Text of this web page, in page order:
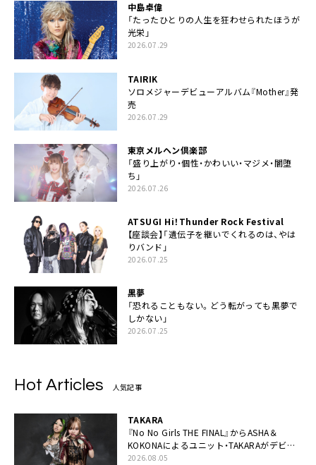
中島卓偉
「たったひとりの人生を狂わせられたほうが
光栄」
2026.07.29
TAIRIK
ソロメジャーデビューアルバム『Mother』発
売
2026.07.29
東京メルヘン倶楽部
「盛り上がり・個性・かわいい・マジメ・闇堕
ち」
2026.07.26
ATSUGI Hi！Thunder Rock Festival
【座談会】「遺伝子を継いでくれるのは、やは
りバンド」
2026.07.25
黒夢
「恐れることもない。どう転がっても黒夢で
しかない」
2026.07.25
Hot Articles 人気記事
TAKARA
『No No Girls THE FINAL』からASHA＆
KOKONAによるユニット・TAKARAがデビュ
ー
2026.08.05